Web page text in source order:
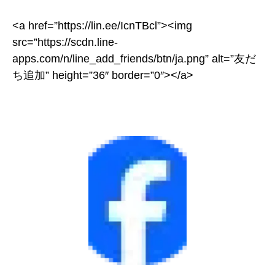
<a href=”https://lin.ee/IcnTBcl”><img
src=”https://scdn.line-
apps.com/n/line_add_friends/btn/ja.png” alt=”友だ
ち追加” height=”36″ border=”0″></a>